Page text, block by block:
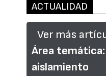
ACTUALIDAD
Ver más
Área
aislamiento